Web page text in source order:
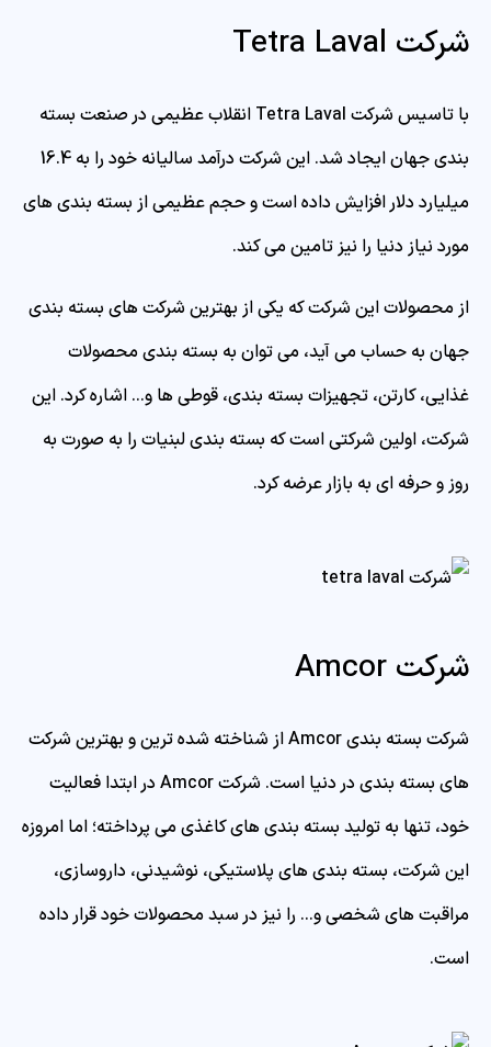
شرکت Tetra Laval
با تاسیس شرکت Tetra Laval انقلاب عظیمی در صنعت بسته
بندی جهان ایجاد شد. این شرکت درآمد سالیانه خود را به 16.4
میلیارد دلار افزایش داده است و حجم عظیمی از بسته بندی های
مورد نیاز دنیا را نیز تامین می کند.
از محصولات این شرکت که یکی از بهترین شرکت های بسته بندی
جهان به حساب می آید، می توان به بسته بندی محصولات
غذایی، کارتن، تجهیزات بسته بندی، قوطی ها و… اشاره کرد. این
شرکت، اولین شرکتی است که بسته بندی لبنیات را به صورت به
روز و حرفه ای به بازار عرضه کرد.
شرکت Amcor
شرکت بسته بندی Amcor از شناخته شده ترین و بهترین شرکت
های بسته بندی در دنیا است. شرکت Amcor در ابتدا فعالیت
خود، تنها به تولید بسته بندی های کاغذی می پرداخته؛ اما امروزه
این شرکت، بسته بندی های پلاستیکی، نوشیدنی، داروسازی،
مراقبت های شخصی و… را نیز در سبد محصولات خود قرار داده
است.